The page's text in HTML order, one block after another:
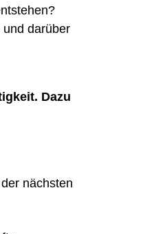
darüber
Dazu
nächsten